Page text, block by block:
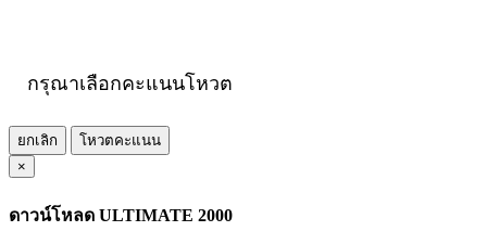
กรุณาเลือกคะแนนโหวต
ยกเลิก
โหวตคะแนน
×
ดาวน์โหลด ULTIMATE 2000